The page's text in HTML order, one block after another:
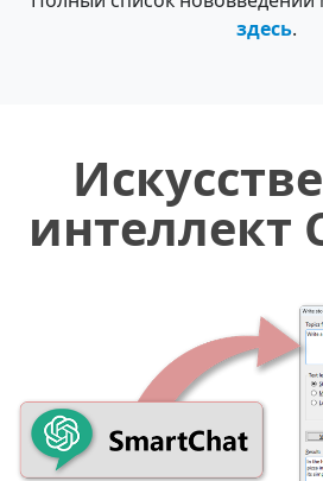
здесь.
интеллект